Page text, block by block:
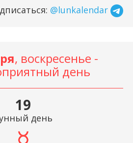
@lunkalendar
, воскресенье -
день
19
день